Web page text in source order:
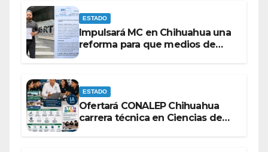
ESTADO
Impulsará MC en Chihuahua una
reforma para que medios de
ESTADO
Ofertará CONALEP Chihuahua
carrera técnica en Ciencias de